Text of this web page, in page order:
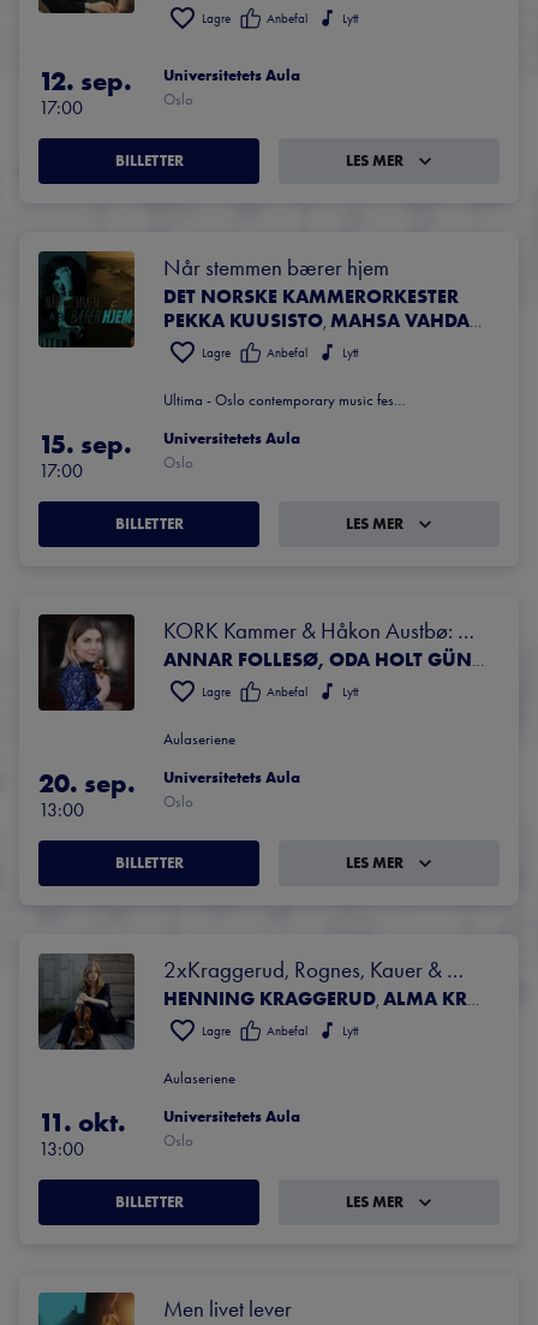
Lagre Anbefal Lytt
12. sep.
17:00
Universitetets Aula
Oslo
BILLETTER LES MER
Når stemmen bærer hjem
DET NORSKE KAMMERORKESTER
PEKKA KUUSISTO, MAHSA VAHDAT ,
Lagre Anbefal Lytt
Ultima - Oslo contemporary music festival
15. sep.
17:00
Universitetets Aula
Oslo
BILLETTER LES MER
KORK Kammer & Håkon Austbø:
Brahms og Messiaen
ANNAR FOLLESØ, ODA HOLT GÜNTHER, TORUN SÆTER STAVSENG, GERBRICH MEIJER, HÅKON AUSTBØ
Lagre Anbefal Lytt
Aulaseriene
20. sep.
13:00
Universitetets Aula
Oslo
BILLETTER LES MER
2xKraggerud, Rognes, Kauer &
Hadland
HENNING KRAGGERUD, ALMA KRAGGERUD
Lagre Anbefal Lytt
Aulaseriene
11. okt.
13:00
Universitetets Aula
Oslo
BILLETTER LES MER
Men livet lever